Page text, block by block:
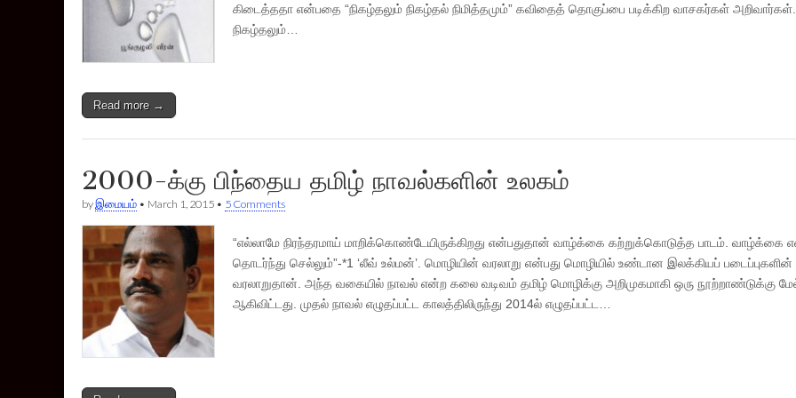
கிடைத்ததா என்பதை “நிகழ்தலும் நிகழ்தல் நிமித்தமும்” கவிதைத் தொகுப்பை படிக்கிற வாசகர்கள் அறிவார்கள்.
நிகழ்தலும்…
Read more →
2000-க்கு பிந்தைய தமிழ் நாவல்களின் உலகம்
byஇமையம் • March 1, 2015 • 5 Comments
“எல்லாமே நிரந்தரமாய் மாறிக்கொண்டேயிருக்கிறது என்பதுதான் வாழ்க்கை கற்றுக்கொடுத்த பாடம். வாழ்க்கை
தொடர்ந்து செல்லும்”-*1 ‘லீவ் உல்மன்’. மொழியின் வரலாறு என்பது மொழியில் உண்டான இலக்கியப் படைப்புகளின்
வரலாறுதான். அந்த வகையில் நாவல் என்ற கலை வடிவம் தமிழ் மொழிக்கு அறிமுகமாகி ஒரு நூற்றாண்டுக்கு
ஆகிவிட்டது. முதல் நாவல் எழுதப்பட்ட காலத்திலிருந்து 2014ல் எழுதப்பட்ட…